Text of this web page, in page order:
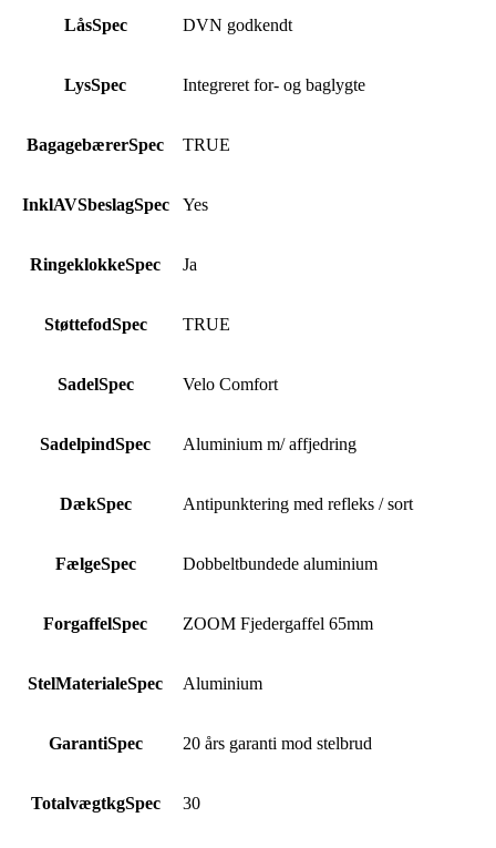
LåsSpec DVN godkendt
LysSpec Integreret for- og baglygte
BagagebærerSpec TRUE
InklAVSbeslagSpec Yes
RingeklokkeSpec Ja
StøttefodSpec TRUE
SadelSpec Velo Comfort
SadelpindSpec Aluminium m/ affjedring
DækSpec Antipunktering med refleks / sort
FælgeSpec Dobbeltbundede aluminium
ForgaffelSpec ZOOM Fjedergaffel 65mm
StelMaterialeSpec Aluminium
GarantiSpec 20 års garanti mod stelbrud
TotalvægtkgSpec 30